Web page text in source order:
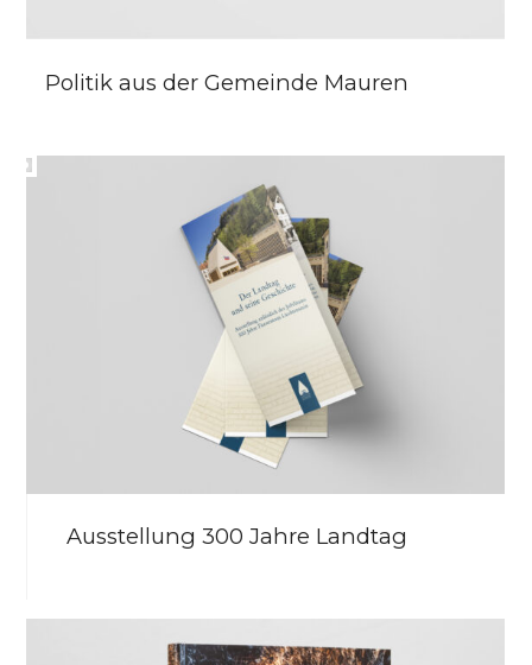
Politik aus der Gemeinde Mauren
Ausstellung 300 Jahre Landtag